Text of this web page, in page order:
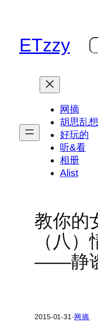
ETzzy
搜
网摘
胡思乱想
好玩的
听&看
相册
Alist
教你的
（八
——静
2015-01-31 ·网摘